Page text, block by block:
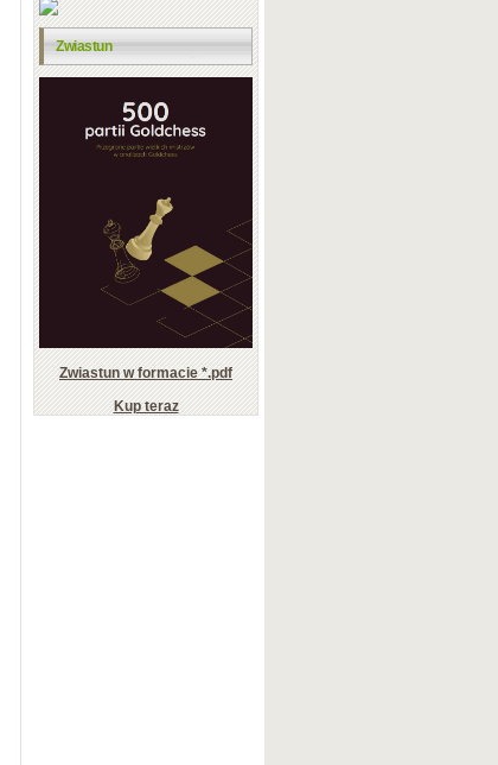
Zwiastun
Zwiastun w formacie *.pdf
Kup teraz